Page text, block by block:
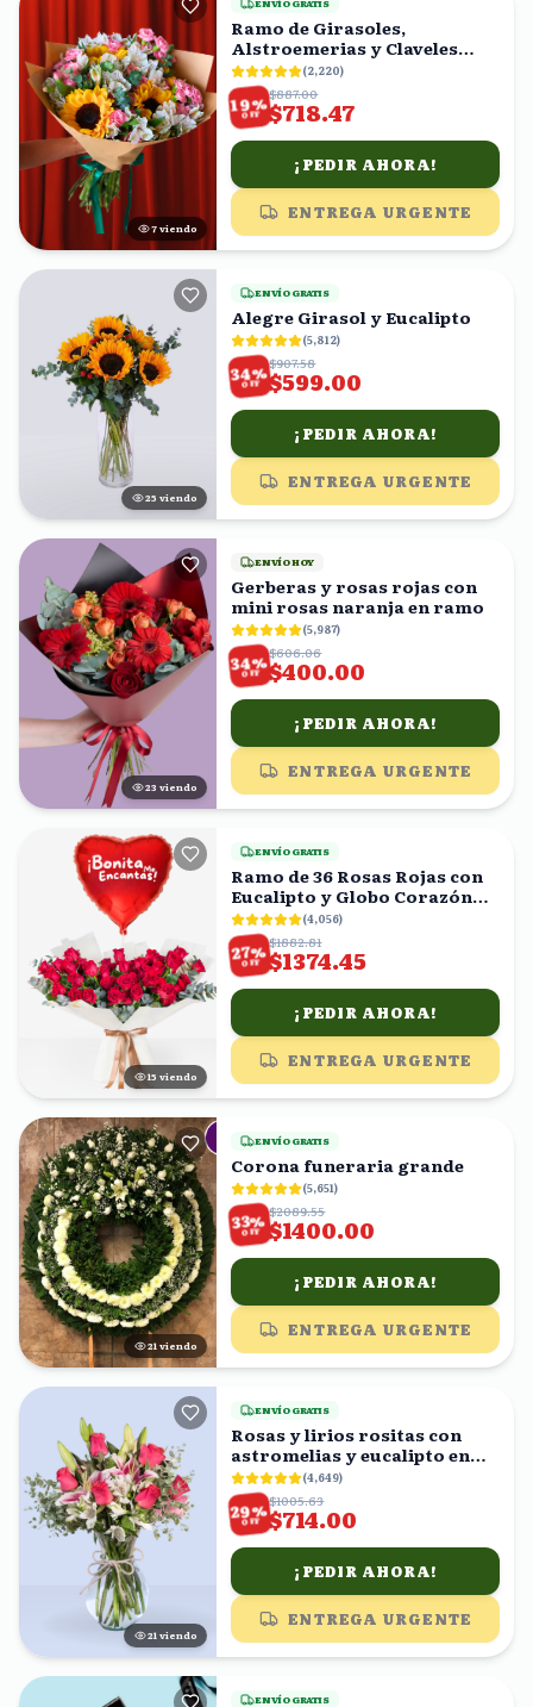
7 viendo
ENVÍO GRATIS
Ramo de Girasoles,
Alstroemerias y Claveles
Rosas
(2,220)
19%
OFF
$887.00
$718.47
¡PEDIR AHORA!
ENTREGA URGENTE
25 viendo
ENVÍO GRATIS
Alegre Girasol y Eucalipto
(5,812)
34%
OFF
$907.58
$599.00
¡PEDIR AHORA!
ENTREGA URGENTE
23 viendo
ENVÍO HOY
Gerberas y rosas rojas con
mini rosas naranja en ramo
(5,987)
34%
OFF
$606.06
$400.00
¡PEDIR AHORA!
ENTREGA URGENTE
16 viendo
ENVÍO GRATIS
Ramo de 36 Rosas Rojas con
Eucalipto y Globo Corazón
'Bonita Me Encantas!'
(4,056)
27%
OFF
$1882.81
$1374.45
¡PEDIR AHORA!
ENTREGA URGENTE
21 viendo
ENVÍO GRATIS
Corona funeraria grande
(5,651)
33%
OFF
$2089.55
$1400.00
¡PEDIR AHORA!
ENTREGA URGENTE
20 viendo
ENVÍO GRATIS
Rosas y lirios rositas con
astromelias y eucalipto en
florero (4,649)
29%
OFF
$1005.63
$714.00
¡PEDIR AHORA!
ENTREGA URGENTE
ENVÍO GRATIS